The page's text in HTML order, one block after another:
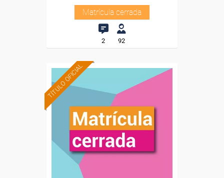
Matrícula cerrada
2 92
TÍTULO OFICIAL